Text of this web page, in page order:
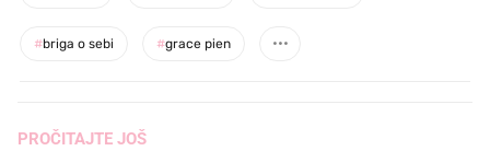
#briga o sebi #grace pien
PROČITAJTE JOŠ